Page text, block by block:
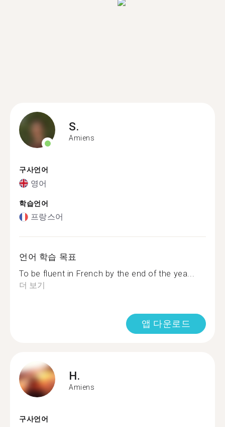
S.
Amiens
구사언어
영어
학습언어
프랑스어
언어 학습 목표
To be fluent in French by the end of the yea...
더 보기
앱 다운로드
H.
Amiens
구사언어